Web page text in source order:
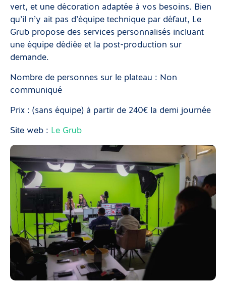
vert, et une décoration adaptée à vos besoins. Bien
qu’il n’y ait pas d’équipe technique par défaut, Le
Grub propose des services personnalisés incluant
une équipe dédiée et la post-production sur
demande.
Nombre de personnes sur le plateau : Non
communiqué
Prix : (sans équipe) à partir de 240€ la demi journée
Site web : Le Grub